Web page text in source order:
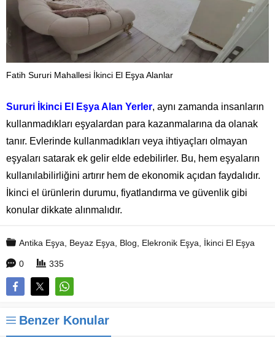
Fatih Sururi Mahallesi İkinci El Eşya Alanlar
Sururi İkinci El Eşya Alan Yerler, aynı zamanda insanların
kullanmadıkları eşyalardan para kazanmalarına da olanak
tanır. Evlerinde kullanmadıkları veya ihtiyaçları olmayan
eşyaları satarak ek gelir elde edebilirler. Bu, hem eşyaların
kullanılabilirliğini artırır hem de ekonomik açıdan faydalıdır.
İkinci el ürünlerin durumu, fiyatlandırma ve güvenlik gibi
konular dikkate alınmalıdır.
Antika Eşya Beyaz Eşya Blog Elekronik Eşya İkinci El Eşya
0 335
Benzer Konular